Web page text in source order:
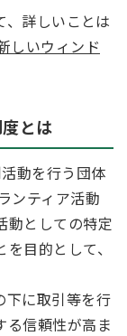
詳しいことは
しいウィンド
とは
動を行う団体
ンティア活動
動としての特定
目的として、
下に取引等を行
る信頼性が高ま